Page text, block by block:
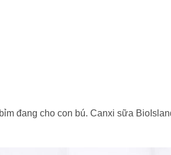
đang cho con bú. Canxi sữa